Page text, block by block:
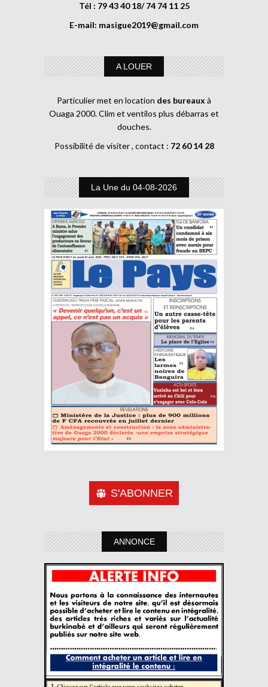
Tél : 79 43 40 18/ 74 74 11 25
E-mail: masigue2019@gmail.com
A LOUER
Particulier met en location des bureaux à
Ouaga 2000. Clim et ventilos plus débarras et
douches.
Possibilité de visiter , contact : 72 60 14 28
La Une du 04-08-2026
S'ABONNER
ANNONCE